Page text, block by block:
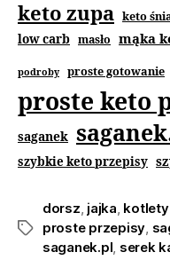
keto zupa keto
low carb masło mąka
podroby proste gotowanie
proste keto
saganek
szybkie keto przepisy
dorsz jajka
proste przepisy
saganek.pl serek